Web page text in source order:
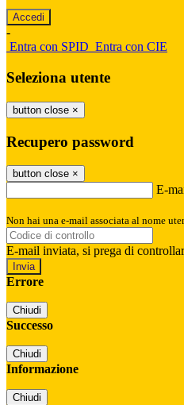
-
Entra con SPID Entra con CIE
Seleziona utente
button close ×
Recupero password
button close ×
E-
Non hai una e-mail associata al nome
E-mail inviata, si prega di
Errore
Chiudi
Successo
Chiudi
Informazione
Chiudi